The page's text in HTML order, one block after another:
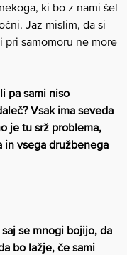
ki bo z nami šel
Jaz mislim, da si
samomoru ne more
pa sami niso
Vsak ima seveda
je tu srž problema,
in vsega družbenega
se mnogi bojijo, da
bo lažje, če sami